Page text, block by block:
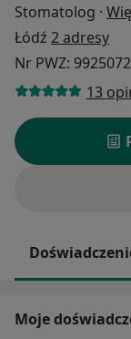
Stomatolog ·
Łódź 2 adresy
Nr PWZ: 9925072
13
Moje